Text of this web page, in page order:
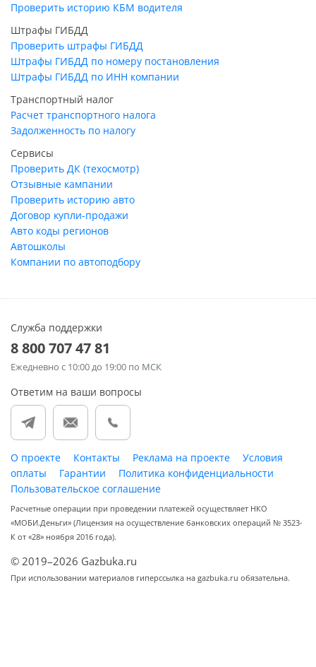
Проверить историю КБМ водителя
Штрафы ГИБДД
Проверить штрафы ГИБДД
Штрафы ГИБДД по номеру постановления
Штрафы ГИБДД по ИНН компании
Транспортный налог
Расчет транспортного налога
Задолженность по налогу
Сервисы
Проверить ДК (техосмотр)
Отзывные кампании
Проверить историю авто
Договор купли-продажи
Авто коды регионов
Автошколы
Компании по автоподбору
Служба поддержки
8 800 707 47 81
Ежедневно с 10:00 до 19:00 по МСК
Ответим на ваши вопросы
О проекте Контакты Реклама на проекте
Условия
оплаты
Гарантии
Политика конфиденциальности
Пользовательское соглашение
Расчетные операции при проведении платежей осуществляет НКО
«МОБИ.Деньги» (Лицензия на осуществление банковских операций № 3523-
К от «28» ноября 2016 года).
© 2019–2026 Gazbuka.ru
При использовании материалов гиперссылка на gazbuka.ru обязательна.